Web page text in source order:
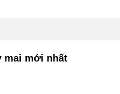
mai mới nhất